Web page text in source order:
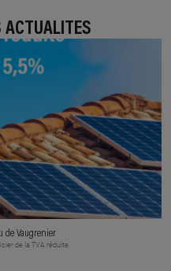
ACTUALITÉS
de Vaugrenier
de la TVA réduite.